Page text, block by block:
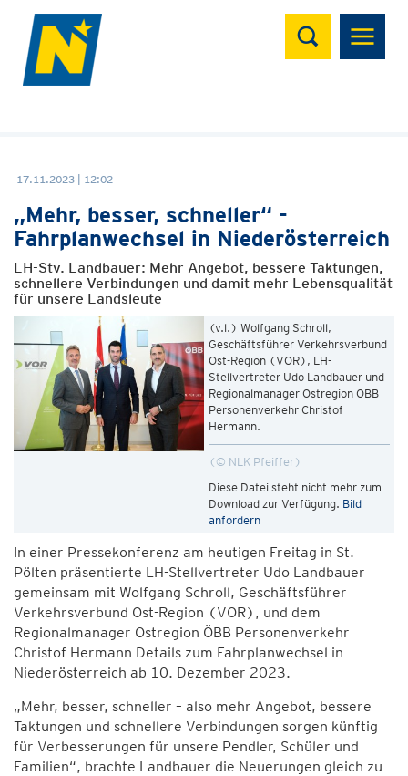
Suchen
17.11.2023 | 12:02
„Mehr, besser, schneller“ -
Fahrplanwechsel in Niederösterreich
LH-Stv. Landbauer: Mehr Angebot, bessere Taktungen,
schnellere Verbindungen und damit mehr Lebensqualität
für unsere Landsleute
(v.l.) Wolfgang Schroll,
Geschäftsführer Verkehrsverbund
Ost-Region (VOR), LH-
Stellvertreter Udo Landbauer und
Regionalmanager Ostregion ÖBB
Personenverkehr Christof
Hermann.
© NLK Pfeiffer
Diese Datei steht nicht mehr zum
Download zur Verfügung. Bild
anfordern
In einer Pressekonferenz am heutigen Freitag in St.
Pölten präsentierte LH-Stellvertreter Udo Landbauer
gemeinsam mit Wolfgang Schroll, Geschäftsführer
Verkehrsverbund Ost-Region (VOR), und dem
Regionalmanager Ostregion ÖBB Personenverkehr
Christof Hermann Details zum Fahrplanwechsel in
Niederösterreich ab 10. Dezember 2023.
„Mehr, besser, schneller – also mehr Angebot, bessere
Taktungen und schnellere Verbindungen sorgen künftig
für Verbesserungen für unsere Pendler, Schüler und
Familien“, brachte Landbauer die Neuerungen gleich zu